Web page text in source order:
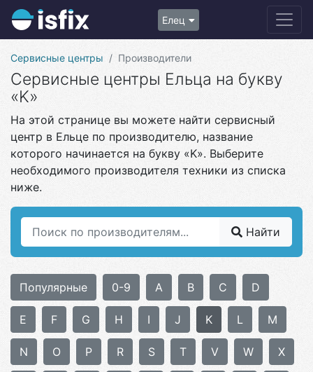
Елец
Сервисные центры Производители
Сервисные центры Ельца на букву
«K»
На этой странице вы можете найти сервисный
центр в Ельце по производителю, название
которого начинается на букву «K». Выберите
необходимого производителя техники из списка
ниже.
Найти
Популярные 0-9 A B C D
E F G H I J K L M
N O P R S T V W X